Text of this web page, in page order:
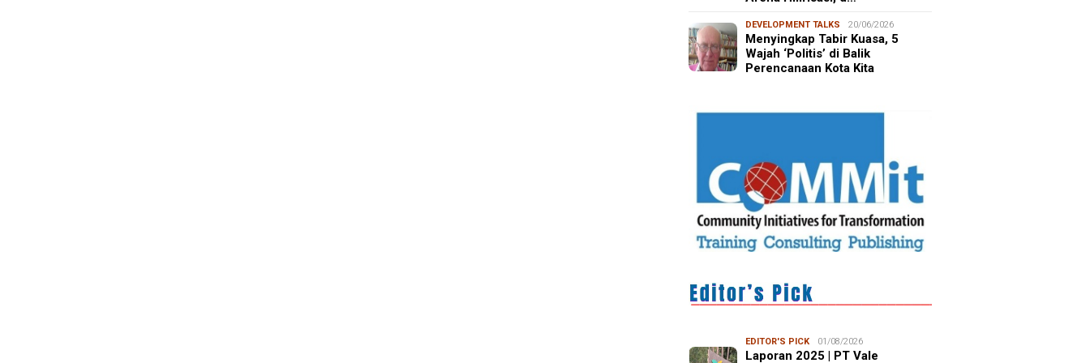
DEVELOPMENT TALKS 20/06/2026
Menyingkap Tabir Kuasa, 5
Wajah ‘Politis’ di Balik
Perencanaan Kota Kita
EDITOR'S PICK 01/08/2026
Laporan 2025 | PT Vale